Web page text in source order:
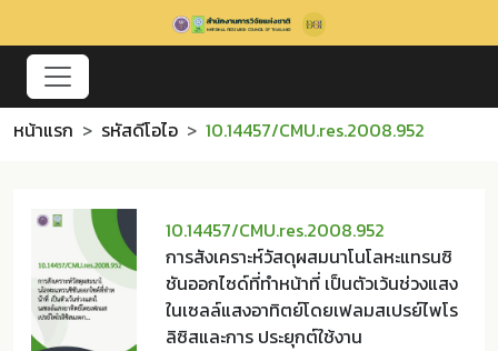
หน้าแรก รหัสดีโอไอ 10.14457/CMU.res.2008.952
10.14457/CMU.res.2008.952
การสังเคราะห์วัสดุผสมนาโนโลหะแทรนซิ
ชันออกไซด์ที่ทำหน้าที่ เป็นตัวเว้นช่วงแสง
ในเซลล์แสงอาทิตย์โดยเฟลมสเปรย์ไพโร
ลิซิสและการ ประยุกต์ใช้งาน